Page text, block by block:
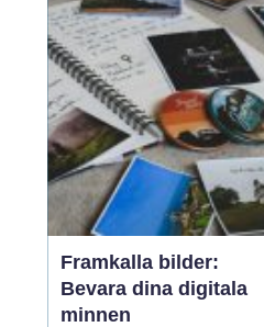
del av denna process. I
Vällingby finns det flera
alternativ f...
Framkalla bilder:
Bevara dina digitala
minnen